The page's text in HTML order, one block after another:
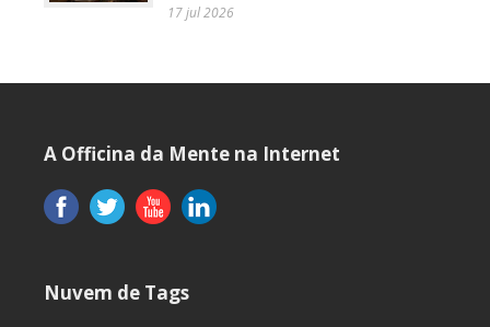
17 jul 2026
A Officina da Mente na Internet
Nuvem de Tags